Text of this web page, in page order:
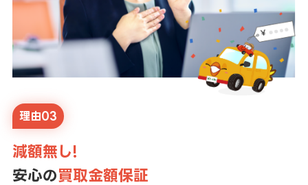
理由03
減額無し!
安心の買取金額保証